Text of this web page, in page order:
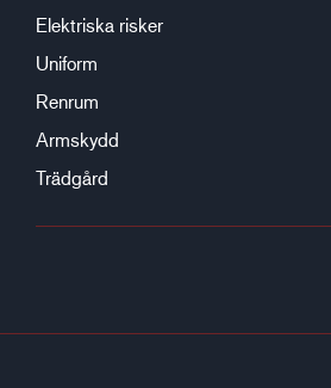
Elektriska risker
Uniform
Renrum
Armskydd
Trädgård